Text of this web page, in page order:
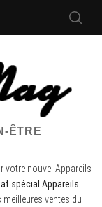
ÊTRE
votre nouvel Appareils
spécial Appareils
meilleures ventes du